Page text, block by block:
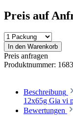
Preis auf
In den Warenkorb
Preis anfragen
Produktnummer:
Beschreibung
12x65g Gia vi
Bewertungen